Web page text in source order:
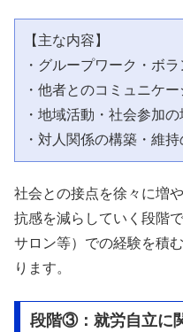
【主な内容】
・グループワーク・ボ
・他者とのコミュニケ
・地域活動・社会参加
社会との接点を徐々に増
抗感を減らしていく段階
サロン等）での経験を積
ります。
段階③：就労自立に